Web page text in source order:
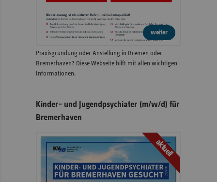
weiter
Praxisgründung oder Anstellung in Bremen oder
Bremerhaven? Diese Webseite hilft mit allen wichtigen
Informationen.
Kinder- und Jugendpsychiater (m/w/d) für
Bremerhaven
aktuell